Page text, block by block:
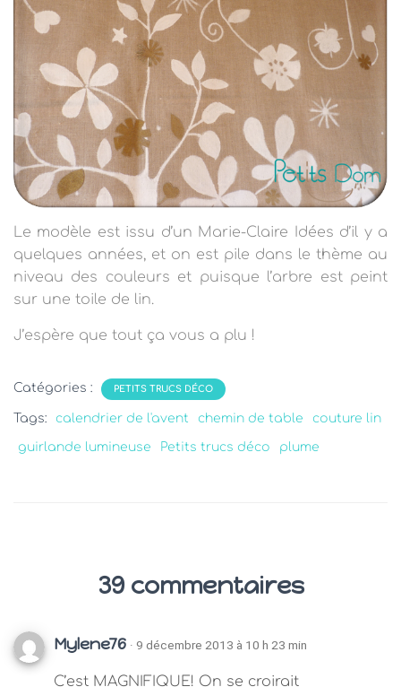
Le modèle est issu d’un Marie-Claire Idées d’il y a
quelques années, et on est pile dans le thème au
niveau des couleurs et puisque l’arbre est peint
sur une toile de lin.
J’espère que tout ça vous a plu !
Catégories : PETITS TRUCS DÉCO
Tags: calendrier de l'avent chemin de table couture lin
guirlande lumineuse Petits trucs déco plume
39 commentaires
Mylene76 · 9 décembre 2013 à 10 h 23 min
C’est MAGNIFIQUE! On se croirait